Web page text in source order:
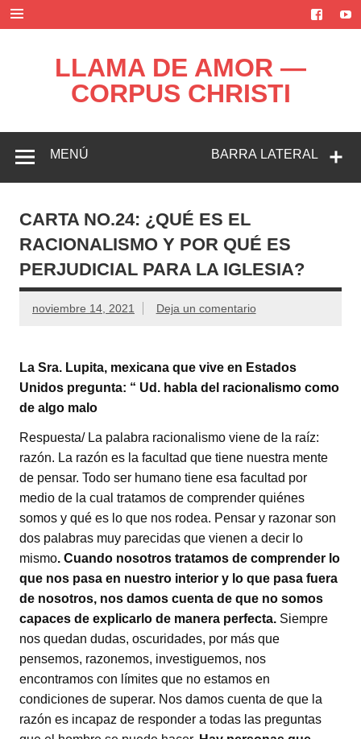
contenido
LLAMA DE AMOR —
CORPUS CHRISTI
BARRA LATERAL
MENÚ
CARTA NO.24: ¿QUÉ ES EL
RACIONALISMO Y POR QUÉ ES
PERJUDICIAL PARA LA IGLESIA?
noviembre 14, 2021 Deja un comentario
La Sra. Lupita, mexicana que vive en Estados
Unidos pregunta: “ Ud. habla del racionalismo como
de algo malo
Respuesta/ La palabra racionalismo viene de la raíz:
razón. La razón es la facultad que tiene nuestra mente
de pensar. Todo ser humano tiene esa facultad por
medio de la cual tratamos de comprender quiénes
somos y qué es lo que nos rodea. Pensar y razonar son
dos palabras muy parecidas que vienen a decir lo
mismo. Cuando nosotros tratamos de comprender lo
que nos pasa en nuestro interior y lo que pasa fuera
de nosotros, nos damos cuenta de que no somos
capaces de explicarlo de manera perfecta. Siempre
nos quedan dudas, oscuridades, por más que
pensemos, razonemos, investiguemos, nos
encontramos con límites que no estamos en
condiciones de superar. Nos damos cuenta de que la
razón es incapaz de responder a todas las preguntas